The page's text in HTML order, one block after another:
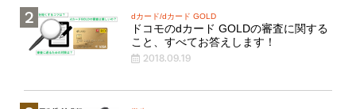
dカード/dカード GOLD
ドコモのdカード GOLDの審査に関する
こと、すべてお答えします！
2018.09.19